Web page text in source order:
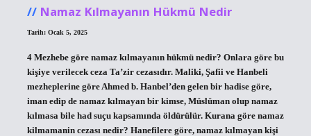
Namaz Kılmayanın Hükmü Nedir
Tarih: Ocak 5, 2025
4 Mezhebe göre namaz kılmayanın hükmü nedir? Onlara göre bu
kişiye verilecek ceza Ta’zir cezasıdır. Maliki, Şafii ve Hanbeli
mezheplerine göre Ahmed b. Hanbel’den gelen bir hadise göre,
iman edip de namaz kılmayan bir kimse, Müslüman olup namaz
kılmasa bile had suçu kapsamında öldürülür. Kurana göre namaz
kilmamanin cezası nedir? Hanefilere göre, namaz kılmayan kişi